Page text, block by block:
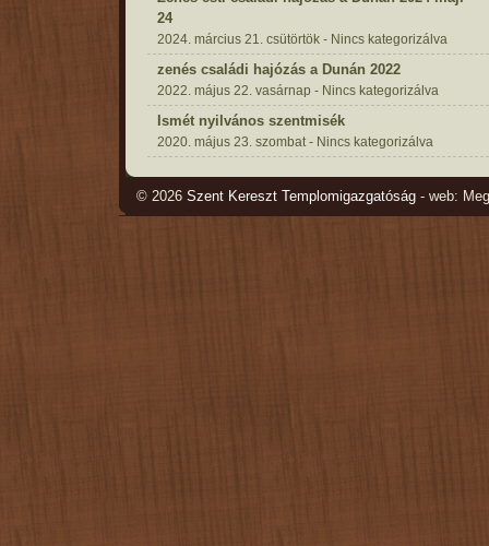
24
2024. március 21. csütörtök - Nincs kategorizálva
zenés családi hajózás a Dunán 2022
2022. május 22. vasárnap - Nincs kategorizálva
Ismét nyilvános szentmisék
2020. május 23. szombat - Nincs kategorizálva
© 2026 Szent Kereszt Templomigazgatóság - web: